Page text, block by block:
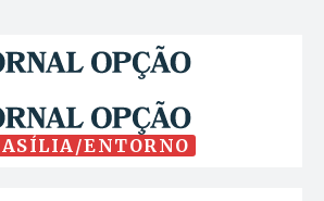
ENTORNO